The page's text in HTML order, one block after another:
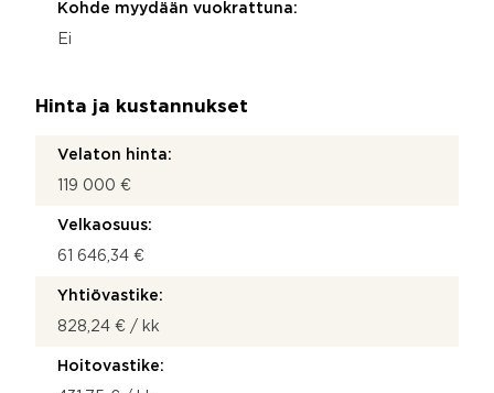
Kohde myydään vuokrattuna:
Ei
Hinta ja kustannukset
Velaton hinta:
119 000 €
Velkaosuus:
61 646,34 €
Yhtiövastike:
828,24 € / kk
Hoitovastike: